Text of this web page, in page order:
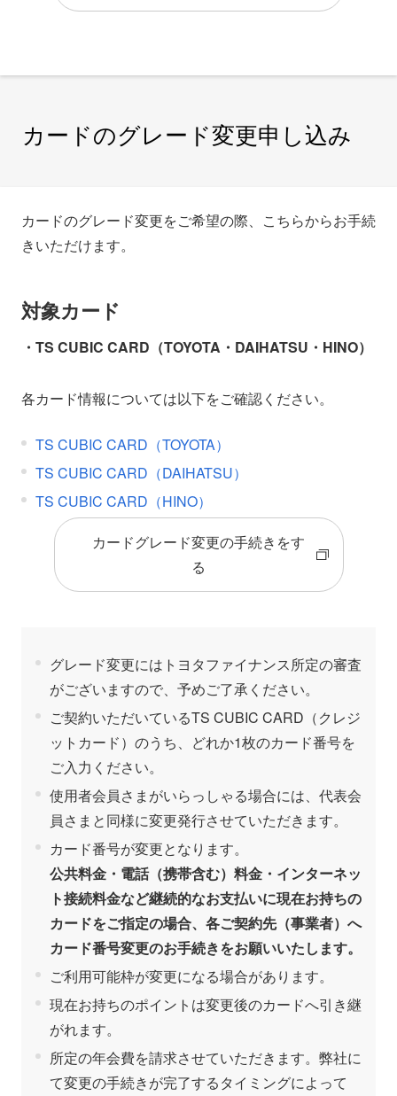
カードのグレード変更申し込み
カードのグレード変更をご希望の際、こちらからお手続
きいただけます。
対象カード
・TS CUBIC CARD（TOYOTA・DAIHATSU・HINO）
各カード情報については以下をご確認ください。
TS CUBIC CARD（TOYOTA）
TS CUBIC CARD（DAIHATSU）
TS CUBIC CARD（HINO）
カードグレード変更の手続きをす
る
グレード変更にはトヨタファイナンス所定の審査
がございますので、予めご了承ください。
ご契約いただいているTS CUBIC CARD（クレジ
ットカード）のうち、どれか1枚のカード番号を
ご入力ください。
使用者会員さまがいらっしゃる場合には、代表会
員さまと同様に変更発行させていただきます。
カード番号が変更となります。
公共料金・電話（携帯含む）料金・インターネッ
ト接続料金など継続的なお支払いに現在お持ちの
カードをご指定の場合、各ご契約先（事業者）へ
カード番号変更のお手続きをお願いいたします。
ご利用可能枠が変更になる場合があります。
現在お持ちのポイントは変更後のカードへ引き継
がれます。
所定の年会費を請求させていただきます。弊社に
て変更の手続きが完了するタイミングによって